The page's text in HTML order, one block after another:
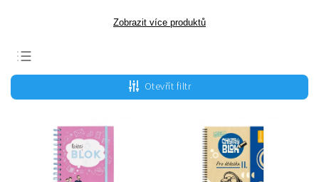
Zobrazit více produktů
Nejprodávanější
Nejlevnější
Nejdražší
Abecedně
Otevřít filtr